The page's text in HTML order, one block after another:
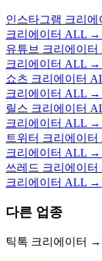
인스타그램 크리
크리에이터 ALL →
유튜브 크리에이
크리에이터 ALL →
쇼츠 크리에이터
크리에이터 ALL →
릴스 크리에이터
크리에이터 ALL →
트위터 크리에이
크리에이터 ALL →
쓰레드 크리에이
크리에이터 ALL →
다른 업종
틱톡 크리에이터